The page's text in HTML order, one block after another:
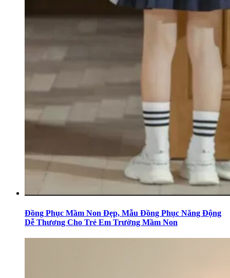
Đồng Phục Mầm Non Đẹp, Mẫu Đồng Phục Năng Động
Dễ Thương Cho Trẻ Em Trường Mầm Non